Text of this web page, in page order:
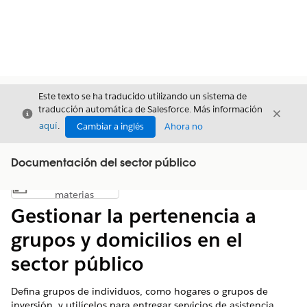
Cerrar
Este texto se ha traducido utilizando un sistema de
traducción automática de Salesforce. Más información
aquí. Cambiar a inglés Ahora no
Cerrar
Documentación del sector público
Mostrar índice de materias
materias
Gestionar la pertenencia a
grupos y domicilios en el
sector público
Defina grupos de individuos, como hogares o grupos de